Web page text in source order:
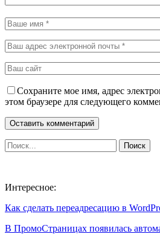
Сохраните мое имя, адрес
этом браузере для следующего
Интересное:
Как сделать переадресацию в
В ПромоСтраницах появилась